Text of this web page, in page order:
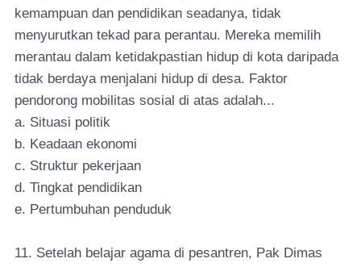
kemampuan dan pendidikan seadanya, tidak
menyurutkan tekad para perantau. Mereka memilih
merantau dalam ketidakpastian hidup di kota daripada
tidak berdaya menjalani hidup di desa. Faktor
pendorong mobilitas sosial di atas adalah...
a. Situasi politik
b. Keadaan ekonomi
c. Struktur pekerjaan
d. Tingkat pendidikan
e. Pertumbuhan penduduk
11. Setelah belajar agama di pesantren, Pak Dimas